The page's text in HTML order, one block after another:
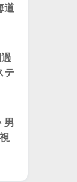
道
テ
男